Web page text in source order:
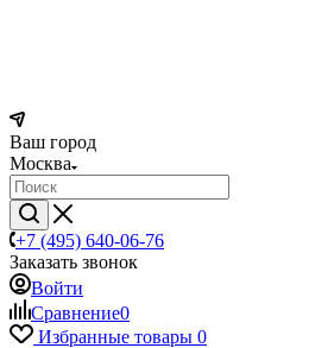
Ваш город
Москва
+7 (495) 640-06-76
Заказать звонок
Войти
Сравнение0
Избранные товары 0